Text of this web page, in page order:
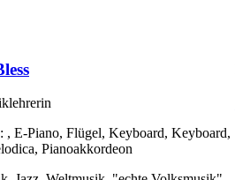
, E-Piano, Flügel, Keyboard, Keyboard,
Pianoakkordeon